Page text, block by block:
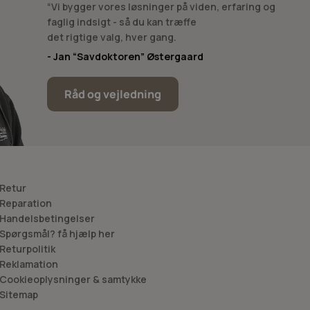
haveredskaber og andre skærende værktøjer
sikrer, at dine motorsave, økser og
og bedre arbejdsresultater.
kan en kompakt håndslibemaskine være det perfekte
og arbejdsteknik.
behøver: beskyttelsesbriller, støvmasker, handsker og
“Vi bygger vores løsninger på viden, erfaring og
faglig indsigt - så du kan træffe
det rigtige valg, hver gang.
- Jan “Savdoktoren” Østergaard
Råd og vejledning
få hjælp her
& samtykke